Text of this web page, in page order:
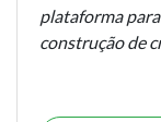
plataforma
construção de